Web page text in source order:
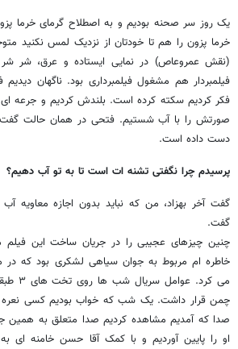
یک روز سر صحنه بودیم و به اصطلاح گرمای خرما
خرما پزون را هم تا خودتان از نزدیک لمس نکنید
(نقش عمروعاص) در نمایی ایستاده و عرق، شر
فیلمبردار هم مشغول فیلمبرداری بود. ناگهان
فکر کردیم سکته کرده است. بلندش کردیم و جرعه
صورتش را با آب شستیم. فتحی در همان حالت گفت
دست داده است.
پرسیدم چرا نگفتی تشنه ات است تا به تو آب دهیم؟
گفت آخر بهزاد، من که نباید بدون اجازه معاویه
گفت.
چنین چیزهای عجیبی را در جریان ساخت این فیلم
خاطره ام مربوط به جوان سیاهی لشکری بود که
می
چمن قرار داشت. یک شب که خواب بودیم کسی نعره
صدا که آمدیم مشاهده کردیم صدا متعلق به همین
او را پایین آوردیم و با کمک آقا حسن خامنه ای